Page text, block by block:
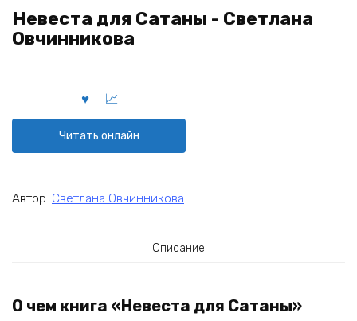
Невеста для Сатаны - Светлана
Овчинникова
Читать онлайн
Автор: Светлана Овчинникова
Описание
О чем книга «Невеста для Сатаны»